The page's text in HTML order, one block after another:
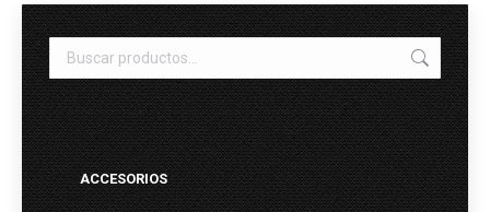
ACCESORIOS